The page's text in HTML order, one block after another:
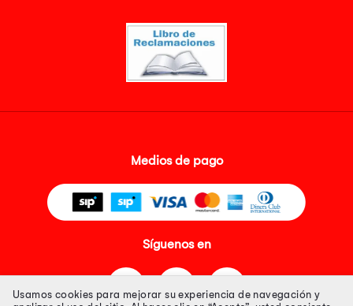
Medios de pago
Síguenos en
Usamos cookies para mejorar su experiencia de navegación y